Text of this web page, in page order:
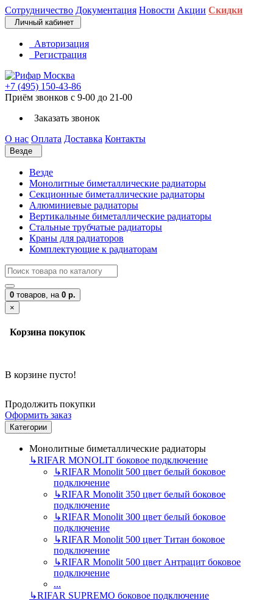
Сотрудничество Документация Новости Акции Скидки
Личный кабинет
Авторизация
Регистрация
+7 (495) 150-43-86
Приём звонков с 9-00 до 21-00
Заказать звонок
О нас Оплата Доставка Контакты
Везде
Везде
Монолитные биметаллические радиаторы
Секционные биметаллические радиаторы
Алюминиевые радиаторы
Вертикальные биметаллические радиаторы
Стальные трубчатые радиаторы
Краны для радиаторов
Комплектующие к радиаторам
0 товаров, на 0 р.
×
Корзина покупок
В корзине пусто!
Продолжить покупки
Оформить заказ
Категории
Монолитные биметаллические радиаторы
↳RIFAR MONOLIT боковое подключение
↳RIFAR Monolit 500 цвет белый боковое
подключение
↳RIFAR Monolit 350 цвет белый боковое
подключение
↳RIFAR Monolit 300 цвет белый боковое
подключение
↳RIFAR Monolit 500 цвет Титан боковое
подключение
↳RIFAR Monolit 500 цвет Антрацит боковое
подключение
...
↳RIFAR SUPREMO боковое подключение